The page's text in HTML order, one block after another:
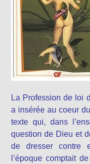
La Profession de loi
a insérée au coeur
texte qui, dans
question de Dieu et
de dresser contre
l’époque comptait